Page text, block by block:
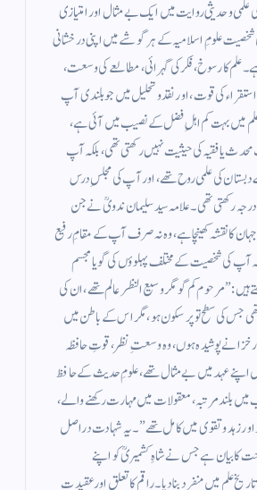
و حدیثی روایت میں ایک بے مثال اور امتیازی
علومِ اسلامیہ کے ہر گوشے میں اپنی درخشانی
علم کا رسوخ، فکر کی گہرائی، مطالعے کی وسعت،
کی قوت، اور نقد و تحلیل میں جو بلندی آپ
علم میں بہت کم اہلِ فضل کے نصیب میں آئی ہے،
یا فقیہ کی حیثیت نہیں رکھتی تھی، بلکہ آپ
کی علمی روح تھے، اور آپ کی مجلسِ درس
رکھتی تھی۔ علامہ سید سلیمان ندویؒ نے جن
کا نقشہ کھینچا ہے، وہ نہ صرف آپ کے مقامِ رفیع
آپ کی شخصیت کے مختلف پہلوؤں کی گویا مجسم
ہیں:”مرحوم کم گو مگر وسیع النظر عالم تھے، ان کی
جس کی سطح تو پرسکون ہو، مگر اس کے باطن میں
خزانے پوشیدہ ہوں، وہ وسعتِ نظر، قوتِ حافظہ
اپنے عہد میں بے مثال تھے، علومِ حدیث کے حافظ
میں بلند مرتبہ، معقولات میں مہارت رکھنے والے،
زہد و تقوى میں کامل تھے” ۔ یہ شہادت دراصل
کا بیان ہے جس نے شاہِ کشمیریؒ کو اپنے
علم میں منفرد بنا دیا۔راقم کا تعلق اور عقیدت